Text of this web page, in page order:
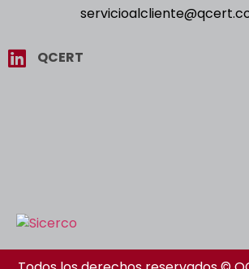
QCERT